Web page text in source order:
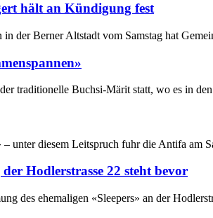
hält an Kündigung fest
der Berner Altstadt vom Samstag hat
Buchsi-Märit statt, wo es in
unter diesem Leitspruch fuhr die Antifa am
Hodlerstrasse 22 steht bevor
des ehemaligen «Sleepers» an der